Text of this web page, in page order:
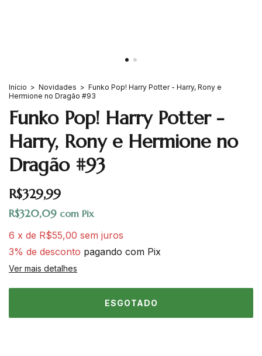
Início > Novidades > Funko Pop! Harry Potter - Harry, Rony e
Hermione no Dragão #93
Funko Pop! Harry Potter -
Harry, Rony e Hermione no
Dragão #93
R$329,99
R$320,09 com Pix
6 x de R$55,00 sem juros
3% de desconto pagando com Pix
Ver mais detalhes